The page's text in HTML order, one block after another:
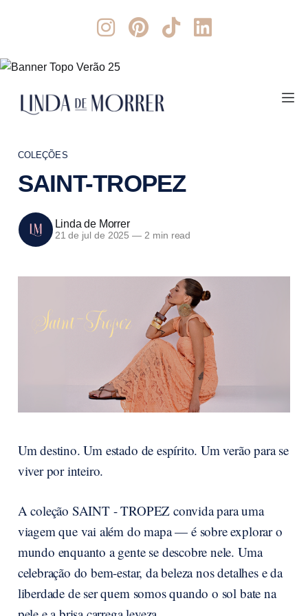
COLEÇÕES
SAINT-TROPEZ
Linda de Morrer
21 de jul de 2025 — 2 min read
Um destino. Um estado de espírito. Um verão para se
viver por inteiro.
A coleção SAINT - TROPEZ convida para uma
viagem que vai além do mapa — é sobre explorar o
mundo enquanto a gente se descobre nele. Uma
celebração do bem-estar, da beleza nos detalhes e da
liberdade de ser quem somos quando o sol bate na